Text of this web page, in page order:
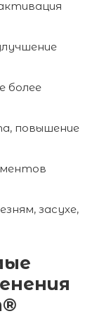
более
повышение
засухе,